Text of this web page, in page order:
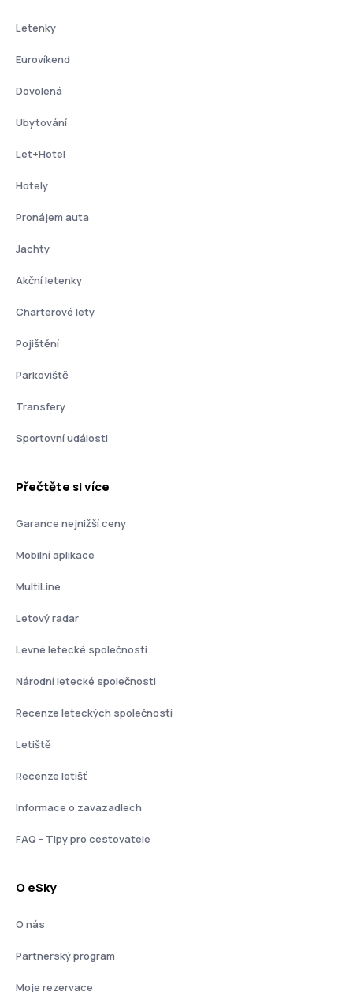
Letenky
Eurovíkend
Dovolená
Ubytování
Let+Hotel
Hotely
Pronájem auta
Jachty
Akční letenky
Charterové lety
Pojištění
Parkoviště
Transfery
Sportovní události
Přečtěte si více
Garance nejnižší ceny
Mobilní aplikace
MultiLine
Letový radar
Levné letecké společnosti
Národní letecké společnosti
Recenze leteckých společností
Letiště
Recenze letišť
Informace o zavazadlech
FAQ - Tipy pro cestovatele
O eSky
O nás
Partnerský program
Moje rezervace